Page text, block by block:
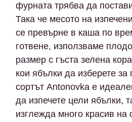
фурната трябва да
Така че месото на
се превърне в каша по
готвене, използваме
размер с гъста зелена
кои ябълки да изберете за
сортът Antonovka е
да изпечете цели ябълки,
изглежда много красив на